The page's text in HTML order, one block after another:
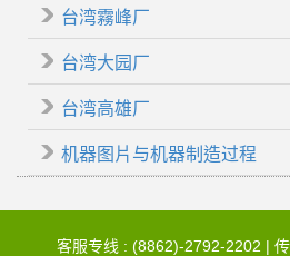
台湾霧峰厂
台湾大园厂
台湾高雄厂
机器图片与机器制造过程
客服专线 : (8862)-2792-2202 |